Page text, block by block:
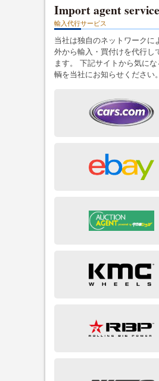
Import agent service
輸入代行サービス
当社は独自のネットワークに
外から輸入・買付けを代行し
ます。 下記サイトから気にな
輌を当社にお知らせください。